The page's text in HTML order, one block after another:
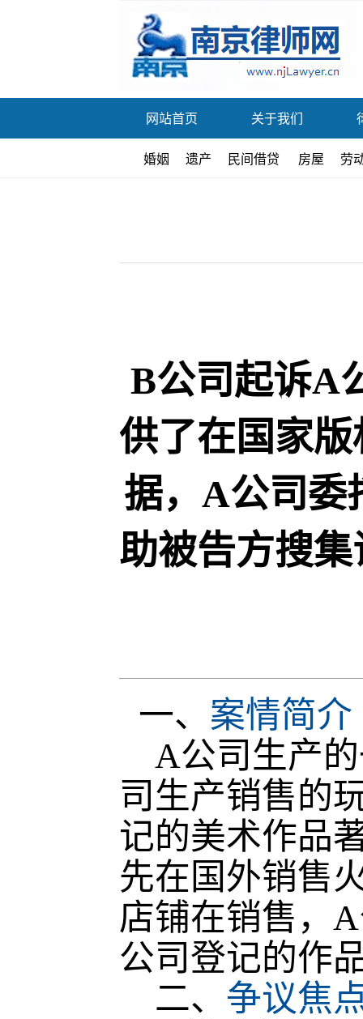
网站首页 关于我们
婚姻 遗产 民间借贷 房屋 劳
B公司起诉A
供了在国家
据，A公司委
助被告方搜
一、 案情简介
A公司生产的
司生产销售的
记的美术作品
先在国外销售
店铺在销售，
公司登记的作
二、 争议焦